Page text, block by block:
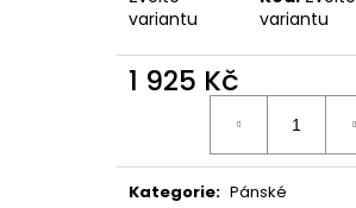
variantu
variantu
1 925 Kč
Kategorie: Pánské